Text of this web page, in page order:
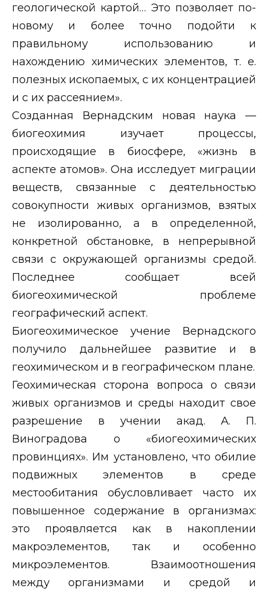
геологической картой… Это позволяет по-
новому и более точно подойти к
правильному использованию и
нахождению химических элементов, т. е.
полезных ископаемых, с их концентрацией
и с их рассеянием».
Созданная Вернадским новая наука —
биогеохимия изучает процессы,
происходящие в биосфере, «жизнь в
аспекте атомов». Она исследует миграции
веществ, связанные с деятельностью
совокупности живых организмов, взятых
не изолированно, а в определенной,
конкретной обстановке, в непрерывной
связи с окружающей организмы средой.
Последнее сообщает всей
биогеохимической проблеме
географический аспект.
Биогеохимическое учение Вернадского
получило дальнейшее развитие и в
геохимическом и в географическом плане.
Геохимическая сторона вопроса о связи
живых организмов и среды находит свое
разрешение в учении акад. А. П.
Виноградова о «биогеохимических
провинциях». Им установлено, что обилие
подвижных элементов в среде
местообитания обусловливает часто их
повышенное содержание в организмах:
это проявляется как в накоплении
макроэлементов, так и особенно
микроэлементов. Взаимоотношения
между организмами и средой и